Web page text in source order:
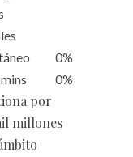
0%
0%
por
millones